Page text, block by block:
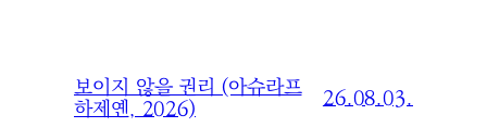
보이지 않을 권리 (아슈라프
하제옌, 2026) 26.08.03.